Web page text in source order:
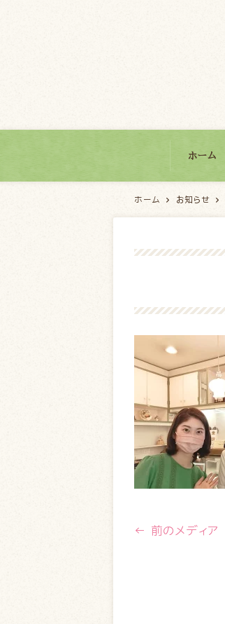
ホーム
ホーム お知らせ
← 前のメディア